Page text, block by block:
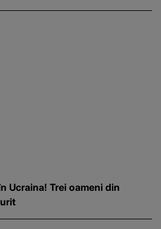
Ucraina! Trei oameni din